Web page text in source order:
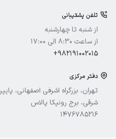
آیسول
تلفن پشتیبانی
از شنبه تا چهارشنبه
از ساعت 8:30 الی 17:00
+982191002015
دفتر مرکزی
تهران، بزرگراه اشرفی اصفهانی،
شرقی، برج رونیکا پالاس
1476785216